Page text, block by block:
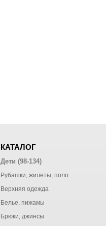
КАТАЛОГ
Дети (98-134)
Рубашки, жилеты, поло
Верхняя одежда
Белье, пижамы
Брюки, джинсы